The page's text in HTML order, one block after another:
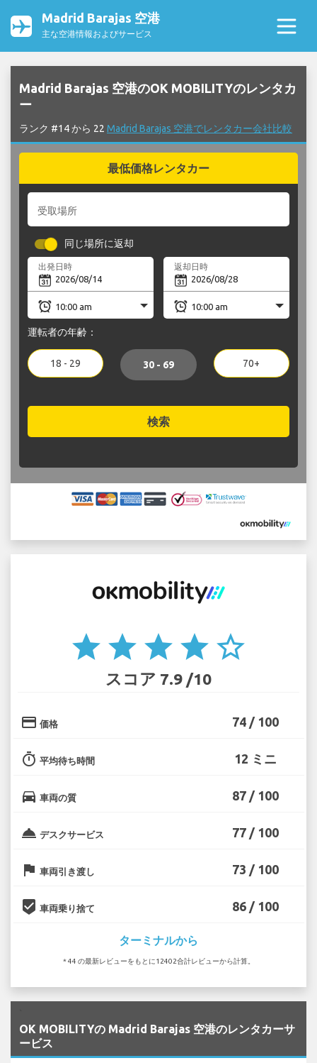
Madrid Barajas 空港
主な空港情報およびサービス
Madrid Barajas 空港のOK MOBILITYのレンタカ
ー
ランク #14 から 22 Madrid Barajas 空港でレンタカー会社比較
最低価格レンタカー
受取場所
同じ場所に返却
出発日時 返却日時
運転者の年齢：
18 - 29 30 - 69 70+
検索
star star star star star_border
スコア 7.9 /10
credit_card 価格 74 / 100
timer 平均待ち時間 12 ミニ
directions_car 車両の質 87 / 100
room_service デスクサービス 77 / 100
flag 車両引き渡し 73 / 100
beenhere 車両乗り捨て 86 / 100
ターミナルから
* 44 の最新レビューをもとに12402合計レビューから計算。
OK MOBILITYの Madrid Barajas 空港のレンタカーサ
ービス